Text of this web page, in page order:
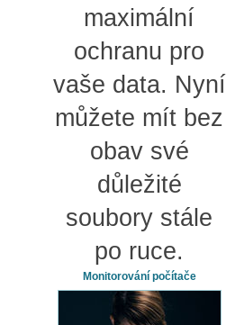
maximální
ochranu pro
vaše data. Nyní
můžete mít bez
obav své
důležité
soubory stále
po ruce.
Monitorování počítače